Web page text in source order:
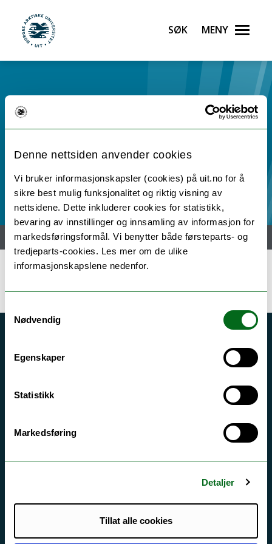
Denne nettsiden anvender cookies
Vi bruker informasjonskapsler (cookies) på uit.no for å
sikre best mulig funksjonalitet og riktig visning av
nettsidene. Dette inkluderer cookies for statistikk,
bevaring av innstillinger og innsamling av informasjon for
markedsføringsformål. Vi benytter både førsteparts- og
tredjeparts-cookies. Les mer om de ulike
informasjonskapslene nedenfor.
Nødvendig
Egenskaper
Statistikk
Markedsføring
Detaljer
Tillat alle cookies
UiT Noregs arktiske universitet
Søk Meny
NTL ved UiT
Hjem Nyheter Engelsk / English
Si ifra!
Sikkerhet, beredskap og personvern